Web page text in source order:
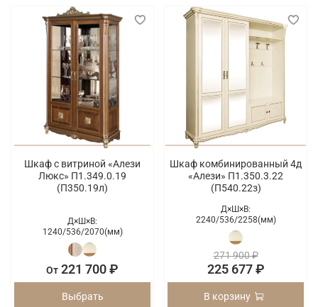
Шкаф с витриной «Алези
Люкс» П1.349.0.19
(П350.19л)
Д×Ш×В:
1240/536/2070(мм)
От 221 700 ₽
Выбрать
Шкаф комбинированный 4д
«Алези» П1.350.3.22
(П540.22з)
Д×Ш×В:
2240/536/2258(мм)
271 900 ₽
225 677 ₽
В корзину